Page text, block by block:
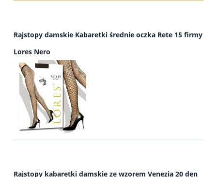
Rajstopy damskie Kabaretki średnie oczka Rete 15 firmy
Lores Nero
Rajstopy kabaretki damskie ze wzorem Venezia 20 den